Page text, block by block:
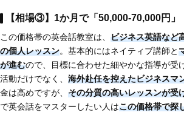
【相場③】1か月で「50,000-70,000円」
この価格帯の英会話教室は、 ビジネス英語など
の個人レッスン。基本的にはネイティブ講師と
が進むので、目標に合わせた細やかな指導が受
活動だけでなく、 海外赴任を控えたビジネスマ
金は高めですが、 その分質の高いレッスンが受
で英会話をマスターしたい人はこの価格帯で探